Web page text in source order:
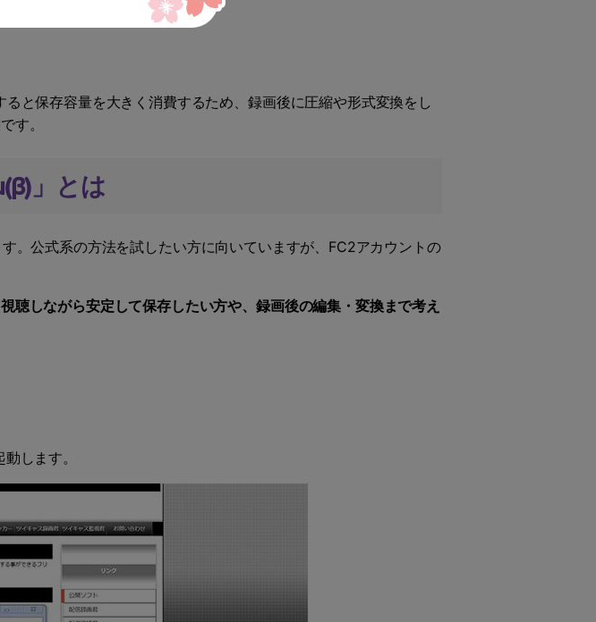
と保存容量を大きく消費するため、録画後に圧縮や形式変換をし
す。
」とは
。公式系の方法を試したい方に向いていますが、FC2アカウントの
視聴しながら安定して保存したい方や、録画後の編集・変換まで考え
します。